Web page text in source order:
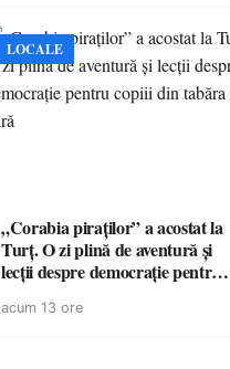
LOCALE
„Corabia piraților” a acostat la
Turț. O zi plină de aventură și
lecții despre democrație pentru
acum 13 ore